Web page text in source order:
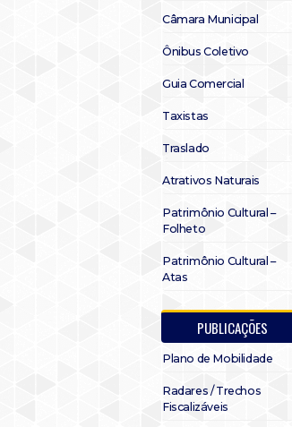
Câmara Municipal
Ônibus Coletivo
Guia Comercial
Taxistas
Traslado
Atrativos Naturais
Patrimônio Cultural –
Folheto
Patrimônio Cultural –
Atas
PUBLICAÇÕES
Plano de Mobilidade
Radares / Trechos
Fiscalizáveis